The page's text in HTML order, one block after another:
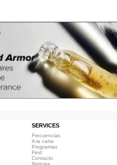
SERVICES
Frecuencias
A la carta
Programas
Find
Contacto
Noticias